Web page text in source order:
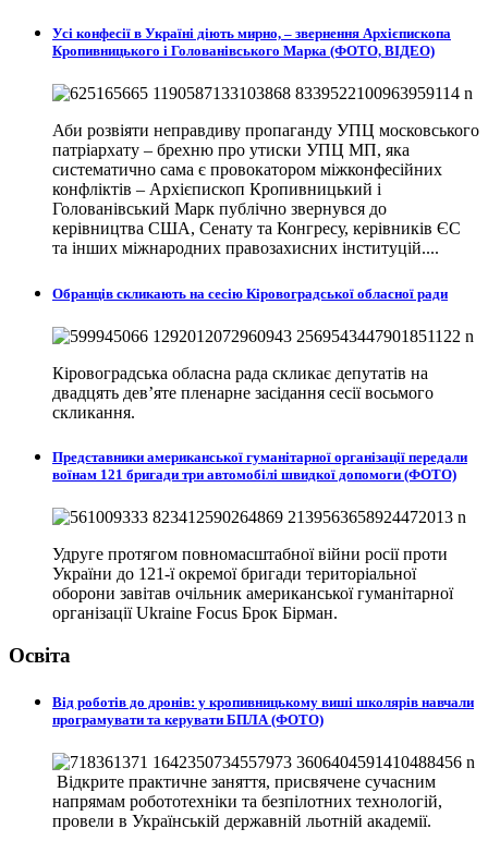
Усі конфесії в Україні діють мирно, – звернення Архієпископа
Кропивницького і Голованівського Марка (ФОТО, ВІДЕО)
Аби розвіяти неправдиву пропаганду УПЦ московського
патріархату – брехню про утиски УПЦ МП, яка
систематично сама є провокатором міжконфесійних
конфліктів – Архієпископ Кропивницький і
Голованівський Марк публічно звернувся до
керівництва США, Сенату та Конгресу, керівників ЄС
та інших міжнародних правозахисних інституцій....
Обранців скликають на сесію Кіровоградської обласної ради
Кіровоградська обласна рада скликає депутатів на
двадцять дев’яте пленарне засідання сесії восьмого
скликання.
Представники американської гуманітарної організації передали
воїнам 121 бригади три автомобілі швидкої допомоги (ФОТО)
Удруге протягом повномасштабної війни росії проти
України до 121-ї окремої бригади територіальної
оборони завітав очільник американської гуманітарної
організації Ukraine Focus Брок Бірман.
Освіта
Від роботів до дронів: у кропивницькому виші школярів навчали
програмувати та керувати БПЛА (ФОТО)
Відкрите практичне заняття, присвячене сучасним
напрямам робототехніки та безпілотних технологій,
провели в Українській державній льотній академії.